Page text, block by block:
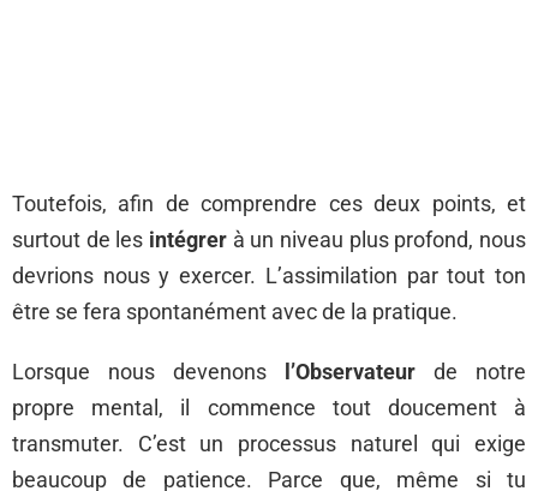
Toutefois, afin de comprendre ces deux points, et
surtout de les intégrer à un niveau plus profond, nous
devrions nous y exercer. L’assimilation par tout ton
être se fera spontanément avec de la pratique.
Lorsque nous devenons l’Observateur de notre
propre mental, il commence tout doucement à
transmuter. C’est un processus naturel qui exige
beaucoup de patience. Parce que, même si tu